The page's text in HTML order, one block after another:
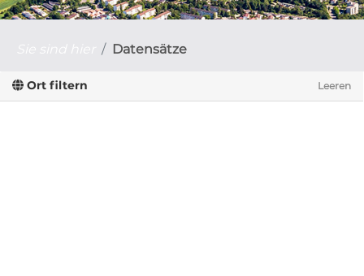
Datensätze
Ort filtern Leeren